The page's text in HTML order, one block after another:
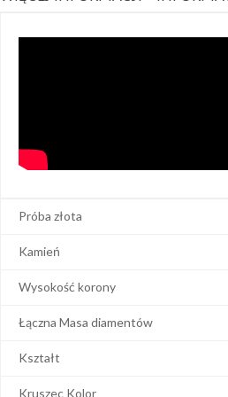
Próba złota
Kamień
Wysokość korony
Łączna Masa diamentów
Kształt
Kruszec Kolor